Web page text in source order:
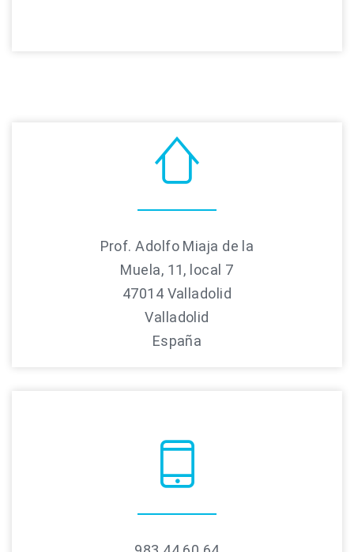
Prof. Adolfo Miaja de la
Muela, 11, local 7
47014 Valladolid
Valladolid
España